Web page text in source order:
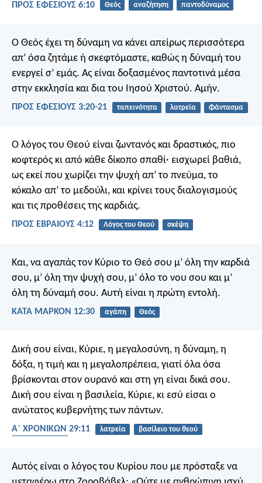
ΠΡΟΣ ΕΦΕΣΙΟΥΣ 6:10 Θεός αναζήτηση παντοδύναμος
Ο Θεός έχει τη δύναμη να κάνει απείρως περισσότερα
απ’ όσα ζητάμε ή σκεφτόμαστε, καθώς η δύναμή του
ενεργεί σ’ εμάς. Ας είναι δοξασμένος παντοτινά μέσα
στην εκκλησία και δια του Ιησού Χριστού. Αμήν.
ΠΡΟΣ ΕΦΕΣΙΟΥΣ 3:20-21 ταπεινότητα λατρεία Φάντασμα
Ο λόγος του Θεού είναι ζωντανός και δραστικός, πιο
κοφτερός κι από κάθε δίκοπο σπαθί· εισχωρεί βαθιά,
ως εκεί που χωρίζει την ψυχή απ’ το πνεύμα, το
κόκαλο απ’ το μεδούλι, και κρίνει τους διαλογισμούς
και τις προθέσεις της καρδιάς.
ΠΡΟΣ ΕΒΡΑΙΟΥΣ 4:12 Λόγος του Θεού σκέψη
Και, να αγαπάς τον Κύριο το Θεό σου μ’ όλη την καρδιά
σου, μ’ όλη την ψυχή σου, μ’ όλο το νου σου και μ’
όλη τη δύναμή σου. Αυτή είναι η πρώτη εντολή.
ΚΑΤΑ ΜΑΡΚΟΝ 12:30 αγάπη Θεός
Δική σου είναι, Κύριε, η μεγαλοσύνη, η δύναμη, η
δόξα, η τιμή και η μεγαλοπρέπεια, γιατί όλα όσα
βρίσκονται στον ουρανό και στη γη είναι δικά σου.
Δική σου είναι η βασιλεία, Κύριε, κι εσύ είσαι ο
ανώτατος κυβερνήτης των πάντων.
Α΄ ΧΡΟΝΙΚΩΝ 29:11 λατρεία
βασίλειο του θεού
Αυτός είναι ο λόγος του Κυρίου που με πρόσταξε να